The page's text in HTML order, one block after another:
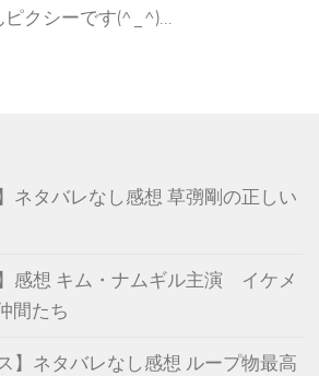
ピクシーです(^_^)...
ネタバレなし感想 草彅剛の正しい
感想 キム・ナムギル主演 イケメ
間たち
】ネタバレなし感想 ループ物最高